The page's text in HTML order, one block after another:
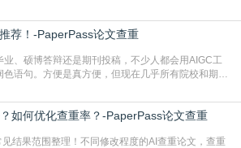
训练依赖海量公开的文本数据，生成内容本质是基
从零开始的原创创作。生成过程中，很容易复用已
拼接已经公开
荐！-PaperPass论文查重
、硕博答辩还是期刊投稿，不少人都会用AIGC工
语句。方便是真方便，但现在几乎所有院校和期刊
人在，这时候，找到靠谱的降AIGC检测率的网
：守护学术原创性的智能伙伴AIGC生成内
本科师弟改
如何优化查重率？-PaperPass论文查重
结果范围整理！不同修改程度的AI查重论文，查重